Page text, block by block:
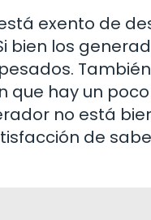
exento de
bien los
que hay un
no está
de